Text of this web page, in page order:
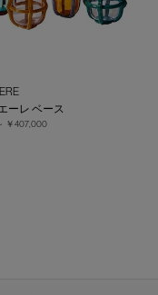
ーレ ベース
￥407,000